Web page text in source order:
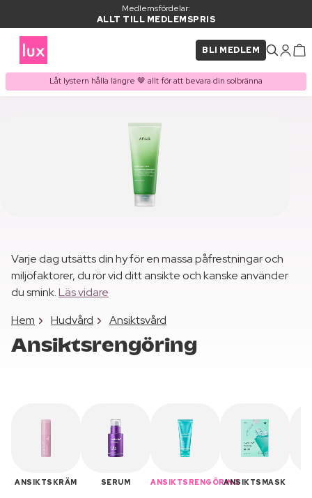
Medlemsfördelar:
ALLT TILL MEDLEMSPRIS
BLI MEDLEM
Låt lystern hålla längre 🤎 allt för att bevara din solbränna
Varje dag utsätts din hy för en massa påfrestningar och
miljöfaktorer, du rör vid ditt ansikte och kanske använder
du smink.Läs vidare
Hem
Hudvård Ansiktsvård
Ansiktsrengöring
ANSIKTSKRÄM SERUM ANSIKTSRENGÖRINGANSIKTSMASK